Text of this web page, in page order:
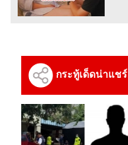
กระทู้เด็ดน่าแชร์